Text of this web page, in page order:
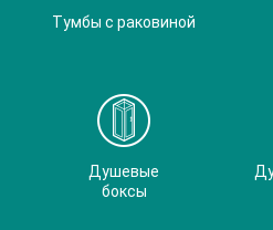
Тумбы с раковиной
Душевые
боксы